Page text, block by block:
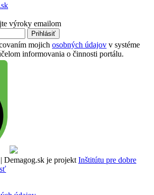
výroky emailom
Prihlásiť
mojich osobných údajov v systéme
informovania o činnosti portálu.
Demagog.sk je projekt Inštitútu pre dobre